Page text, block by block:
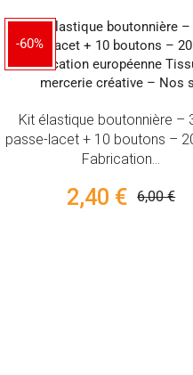
-60%
Kit élastique boutonnière – 3
passe-lacet + 10 boutons – 20
Fabrication...
2,40 € 6,00 €